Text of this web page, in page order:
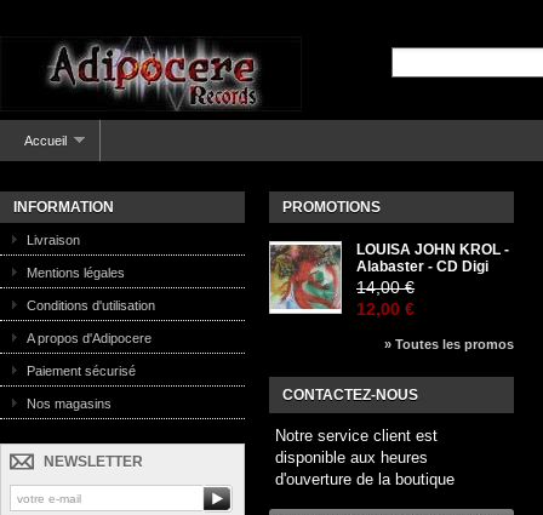
Accueil
INFORMATION
Livraison
Mentions légales
Conditions d'utilisation
A propos d'Adipocere
Paiement sécurisé
Nos magasins
NEWSLETTER
PROMOTIONS
LOUISA JOHN KROL -
Alabaster - CD Digi
14,00 €
12,00 €
» Toutes les promos
CONTACTEZ-NOUS
Notre service client est
disponible aux heures
d'ouverture de la boutique